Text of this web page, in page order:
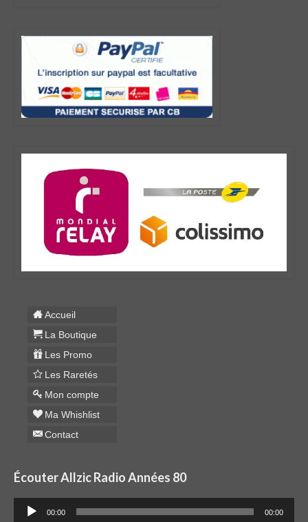
Accueil
La Boutique
Les Promo
Les Raretés
Mon compte
Ma Whishlist
Contact
Écouter Allzic Radio Années 80
Lecteur
audio
00:00 00:00